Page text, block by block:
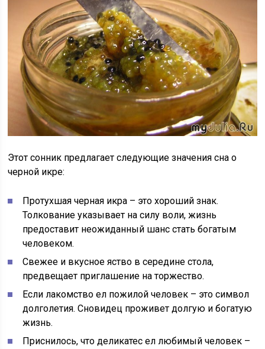
Этот сонник предлагает следующие значения сна о
черной икре:
Протухшая черная икра – это хороший знак.
Толкование указывает на силу воли, жизнь
предоставит неожиданный шанс стать богатым
человеком.
Свежее и вкусное яство в середине стола,
предвещает приглашение на торжество.
Если лакомство ел пожилой человек – это символ
долголетия. Сновидец проживет долгую и богатую
жизнь.
Приснилось, что деликатес ел любимый человек –